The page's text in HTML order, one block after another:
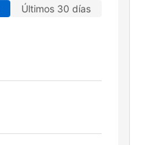
Últimos 30 días